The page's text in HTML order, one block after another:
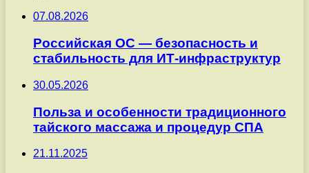
07.08.2026
Российская ОС — безопасность и
стабильность для ИТ-инфраструктур
30.05.2026
Польза и особенности традиционного
тайского массажа и процедур СПА
21.11.2025